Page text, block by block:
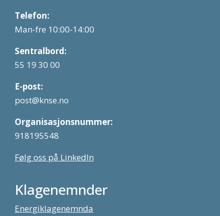
Telefon:
Man-fre 10:00-14:00
Sentralbord:
55 19 30 00
E-post:
post@knse.no
Organisasjonsnummer:
918195548
Følg oss på LinkedIn
Klagenemnder
Energiklagenemnda